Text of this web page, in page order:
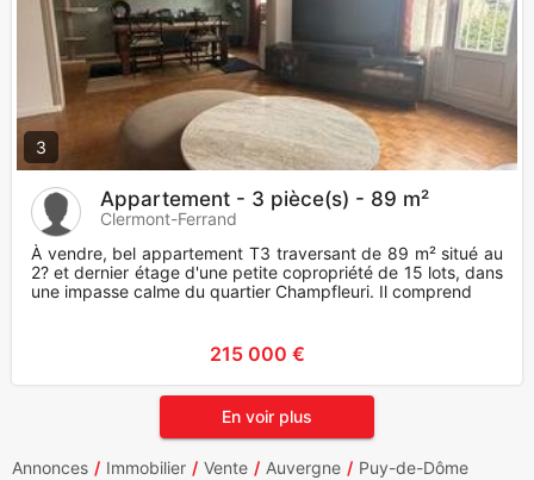
3
Appartement - 3 pièce(s) - 89 m²
Clermont-Ferrand
À vendre, bel appartement T3 traversant de 89 m² situé au
2? et dernier étage d'une petite copropriété de 15 lots, dans
une impasse calme du quartier Champfleuri. Il comprend
215 000 €
En voir plus
Annonces Immobilier Vente Auvergne Puy-de-Dôme